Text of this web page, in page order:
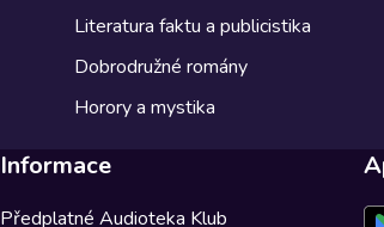
Literatura faktu a publicistika
Dobrodružné romány
Horory a mystika
Informace
Předplatné Audioteka Klub